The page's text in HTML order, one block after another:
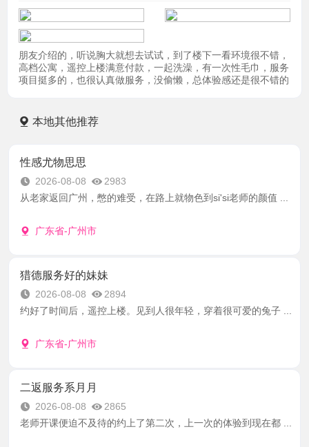
朋友介绍的，听说胸大就想去试试，到了楼下一看环境很不错，
高档公寓，遥控上楼满意付款，一起洗澡，有一次性毛巾，服务
项目挺多的，也很认真做服务，没偷懒，总体验感还是很不错的
本地其他推荐
性感尤物思思
2026-08-08
2983
从老家返回广州，憋的难受，在路上就物色到si'si老师的颜值 ...
广东省-广州市
猎德服务好的妹妹
2026-08-08
2894
约好了时间后，遥控上楼。见到人很年轻，穿着很可爱的兔子 ...
广东省-广州市
二返服务系月月
2026-08-08
2865
老师开课便迫不及待的约上了第二次，上一次的体验到现在都 ...